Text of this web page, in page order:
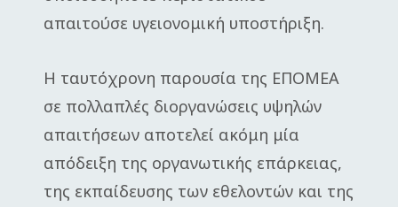
απαιτούσε υγειονομική υποστήριξη.
Η ταυτόχρονη παρουσία της ΕΠΟΜΕΑ
σε πολλαπλές διοργανώσεις υψηλών
απαιτήσεων αποτελεί ακόμη μία
απόδειξη της οργανωτικής επάρκειας,
της εκπαίδευσης των εθελοντών και της